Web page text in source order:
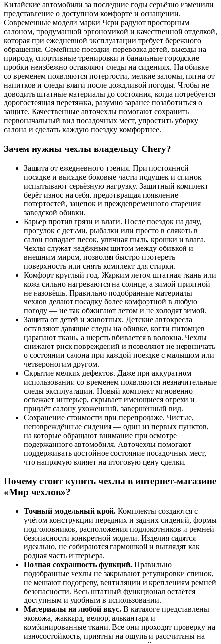
Китайские автомобили за последние годы серьёзно изменили
представление о доступном комфорте и оснащении.
Современные модели марки Чери радуют просторным
салоном, продуманной эргономикой и качественной отделкой,
которая при ежедневной эксплуатации требует бережного
обращения. Семейные поездки, перевозка детей, выезды на
природу, спортивные тренировки и банальные городские
пробки неизбежно оставляют следы на сидениях. На обивке
со временем появляются потертости, мелкие заломы, пятна от
напитков и следы влаги после дождливой погоды. Чтобы не
доводить штатные материалы до состояния, когда потребуется
дорогостоящая перетяжка, разумно заранее позаботиться о
защите. Качественные авточехлы помогают сохранить
первоначальный вид посадочных мест, упростить уборку
салона и сделать каждую поездку комфортнее.
Зачем нужны чехлы владельцу Chery?
Защита от ежедневного трения. При постоянной
посадке и высадке боковые части подушек и спинок
испытывают серьёзную нагрузку. Защитный комплект
берёт износ на себя, предотвращая появление
потертостей, зацепок и преждевременного старения
заводской обивки.
Барьер против грязи и влаги. После поездок на дачу,
прогулок с детьми, рыбалки или просто в слякоть в
салон попадает песок, уличная пыль, крошки и влага.
Чехлы служат надёжным щитом между обивкой и
внешним миром, позволяя быстро протереть
поверхность или снять комплект для стирки.
Комфорт круглый год. Жарким летом штатная ткань или
кожа сильно нагреваются на солнце, а зимой приятной
не назовёшь. Правильно подобранные материалы
чехлов делают посадку более комфортной в любую
погоду — не так обжигают летом и не холодят зимой.
Защита от детей и животных. Детские автокресла
оставляют давящие следы на обивке, когти питомцев
царапают ткань, а шерсть вбивается в волокна. Чехлы
снижают риск повреждений и позволяют не нервничать
о состоянии салона при каждой поездке с малышом или
четвероногим другом.
Скрытие мелких дефектов. Даже при аккуратном
использовании со временем появляются незначительные
следы эксплуатации. Новый комплект мгновенно
освежает интерьер, скрывает имеющиеся огрехи и
придаёт салону ухоженный, завершённый вид.
Сохранение стоимости при перепродаже. Чистые,
неповреждённые сидения — один из первых пунктов,
на которые обращают внимание при осмотре
подержанного автомобиля. Авточехлы помогают
поддерживать достойное состояние посадочных мест,
что напрямую влияет на итоговую цену сделки.
Почему стоит купить чехлы в интернет-магазине
«Мир чехлов»?
Точный модельный крой. Комплекты создаются с
учётом конструкции передних и задних сидений, формы
подголовников, расположения подлокотников и ремней
безопасности конкретной модели. Изделия садятся
идеально, не собираются гармошкой и выглядят как
родная часть интерьера.
Полная сохранность функций. Правильно
подобранные чехлы не закрывают регулировки спинок,
не мешают подогреву, вентиляции и креплениям ремней
безопасности. Весь штатный функционал остаётся
доступным и удобным в использовании.
Материалы на любой вкус. В каталоге представлены
экокожа, жаккард, велюр, алькантара и
комбинированные ткани. Все они проходят проверку на
износостойкость, приятны на ощупь и рассчитаны на